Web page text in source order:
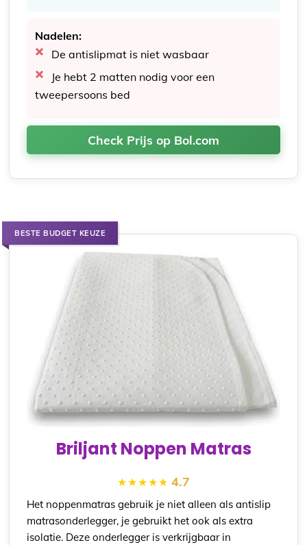
Nadelen:
De antislipmat is niet wasbaar
Je hebt 2 matten nodig voor een
tweepersoons bed
Check Prijs op Bol.com
BESTE BUDGET KEUZE
Briljant Noppen Matras
4.7
Het noppenmatras gebruik je niet alleen als antislip
matrasonderlegger, je gebruikt het ook als extra
isolatie. Deze onderlegger is verkrijgbaar in